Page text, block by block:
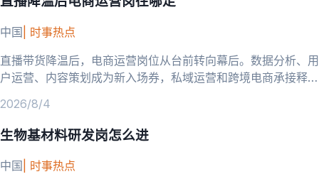
中国
时事热点
直播带货降温后，电商运营岗位从台前转向幕后。数据分析、用
户运营、内容策划成为新入场券，私域运营和跨境电商承接释放
2026/8/4
生物基材料研发岗怎么进
中国
时事热点